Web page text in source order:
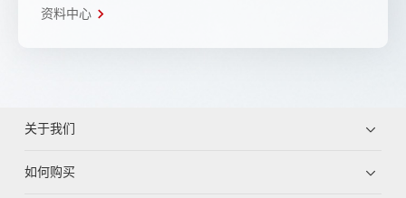
资料中心
关于我们
如何购买